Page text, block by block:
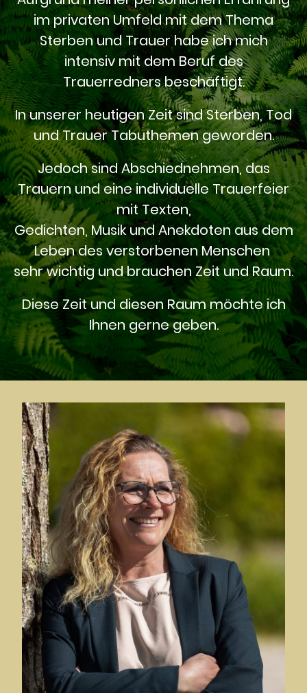
im privaten Umfeld mit dem Thema
Sterben und Trauer habe ich mich
intensiv mit dem Beruf des
Trauerredners beschäftigt.
In unserer heutigen Zeit sind Sterben, Tod
und Trauer Tabuthemen geworden.
Jedoch sind Abschiednehmen, das
Trauern und eine individuelle Trauerfeier
mit Texten,
Gedichten, Musik und Anekdoten aus dem
Leben des verstorbenen Menschen
sehr wichtig und brauchen Zeit und Raum.
Diese Zeit und diesen Raum möchte ich
Ihnen gerne geben.